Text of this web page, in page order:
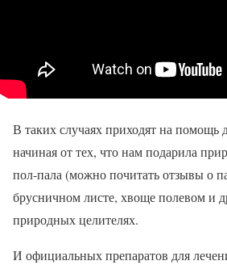
В таких случаях приходят на помощь
начиная от тех, что нам подарила
пол-пала (можно почитать отзывы о
брусничном листе, хвоще полевом и
природных целителях.
И официальных препаратов для